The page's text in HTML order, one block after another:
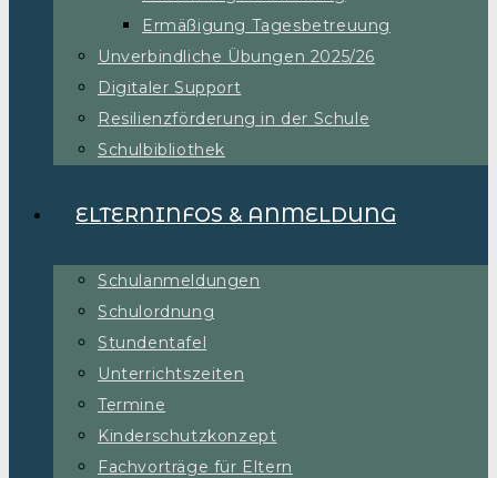
Ermäßigung Tagesbetreuung
Unverbindliche Übungen 2025/26
Digitaler Support
Resilienzförderung in der Schule
Schulbibliothek
ELTERNINFOS & ANMELDUNG
Schulanmeldungen
Schulordnung
Stundentafel
Unterrichtszeiten
Termine
Kinderschutzkonzept
Fachvorträge für Eltern